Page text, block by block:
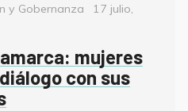
y Gobernanza
Posted
17 julio,
mujeres
con sus